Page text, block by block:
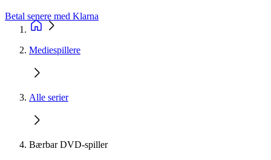
Betal senere med Klarna
Mediespillere
Alle serier
Bærbar DVD-spiller